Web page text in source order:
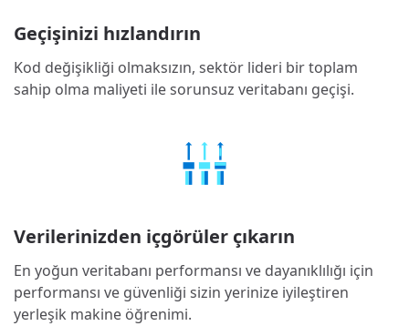
Geçişinizi hızlandırın
Kod değişikliği olmaksızın, sektör lideri bir toplam
sahip olma maliyeti ile sorunsuz veritabanı geçişi.
Verilerinizden içgörüler çıkarın
En yoğun veritabanı performansı ve dayanıklılığı için
performansı ve güvenliği sizin yerinize iyileştiren
yerleşik makine öğrenimi.